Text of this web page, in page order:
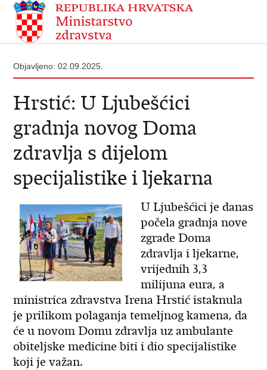
Objavljeno: 02.09.2025.
Hrstić: U Ljubešćici
gradnja novog Doma
zdravlja s dijelom
specijalistike i ljekarna
U Ljubešćici je danas
počela gradnja nove
zgrade Doma
zdravlja i ljekarne,
vrijednih 3,3
milijuna eura, a
ministrica zdravstva Irena Hrstić istaknula
je prilikom polaganja temeljnog kamena, da
će u novom Domu zdravlja uz ambulante
obiteljske medicine biti i dio specijalistike
koji je važan.